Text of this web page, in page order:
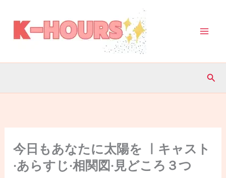
キ
プ
検
今日もあなたに太陽を ㅣキャスト
·あらすじ·相関図·見どころ３つ